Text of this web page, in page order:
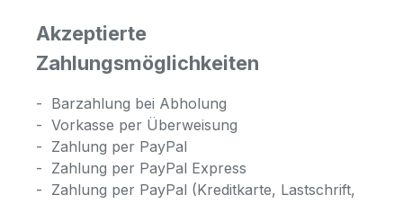
Akzeptierte
Zahlungsmöglichkeiten
- Barzahlung bei Abholung
- Vorkasse per Überweisung
- Zahlung per PayPal
- Zahlung per PayPal Express
- Zahlung per PayPal (Kreditkarte, Lastschrift,